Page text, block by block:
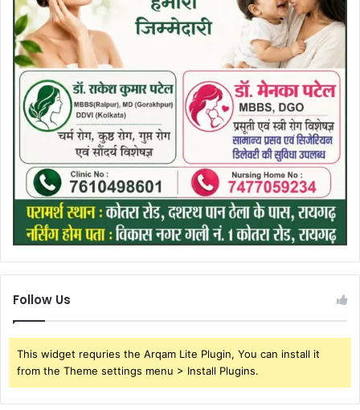
Follow Us
This widget requries the Arqam Lite Plugin, You can install it
from the Theme settings menu > Install Plugins.